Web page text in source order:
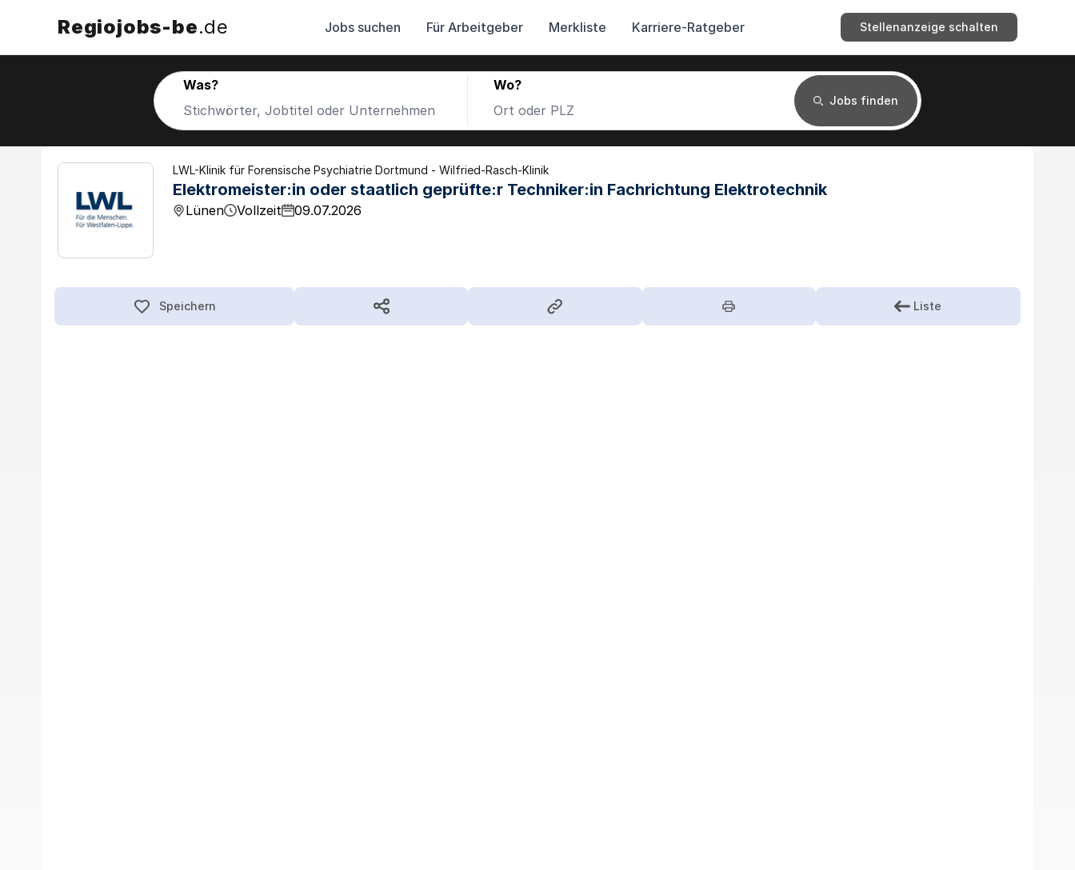
Regiojobs-be.de Stellenanzeige schalten
Jobs suchen Für Arbeitgeber Merkliste Karriere-Ratgeber
Was? Wo?
Jobs finden
LWL-Klinik für Forensische Psychiatrie Dortmund - Wilfried-Rasch-Klinik
Elektromeister:in oder staatlich geprüfte:r Techniker:in Fachrichtung Elektrotechnik
Lünen Vollzeit 09.07.2026
Speichern Liste